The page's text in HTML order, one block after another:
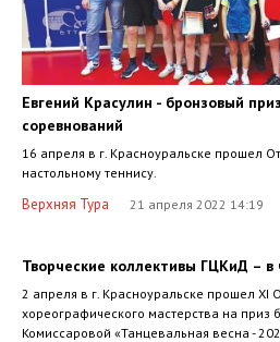
Евгений Красулин - бронзовый
соревнований
16 апреля в г. Красноуральске прошел
настольному теннису.
Верхняя Тура 21 апреля 2022 14:19
Творческие коллективы ГЦКиД – в
2 апреля в г. Красноуральске прошел XI
хореографического мастерства на приз
Комиссаровой «Танцевальная весна -